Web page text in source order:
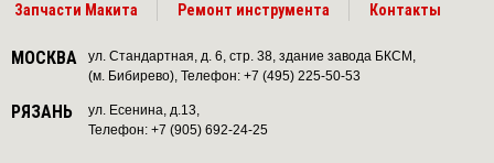
Запчасти Макита Ремонт инструмента Контакты
МОСКВА
ул. Стандартная, д. 6, стр. 38, здание завода БКСМ,
(м. Бибирево), Телефон: +7 (495) 225-50-53
РЯЗАНЬ
ул. Есенина, д.13,
Телефон: +7 (905) 692-24-25